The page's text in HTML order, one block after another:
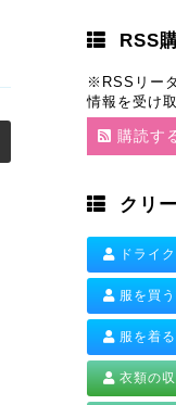
RSS
※RSSリー
情報を受け
購読す
クリ
ドライ
服を買
服を着
衣類の